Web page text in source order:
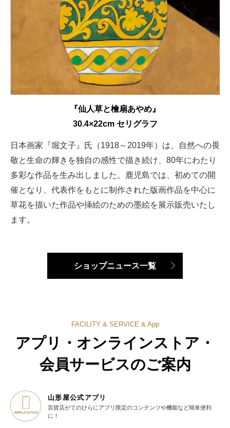
『仙人草と檜扇あやめ』
30.4×22cm セリグラフ
日本画家『堀文子』氏（1918～2019年）は、自然への畏
敬と生命の輝きを独自の感性で描き続け、80年にわたり
多彩な作品を生み出しました。鹿児島では、初めての開
催となり、代表作をもとに制作された版画作品を中心に
草花を描いた作品や挿絵のための墨絵を展示販売いたし
ます。
ショップニュース一覧
FACILITY & SERVICE & App
アプリ・オンラインストア・
会員サービスのご案内
山形屋公式アプリ
百貨店がてのひらにアプリ限定のコンテンツや機能など簡単便利
に！